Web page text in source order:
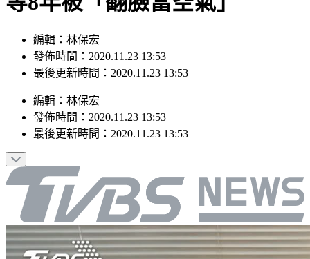
等8年被「翻臉當空氣」
編輯：林保宏
發佈時間：2020.11.23 13:53
編輯：林保宏
發佈時間：2020.11.23 13:53